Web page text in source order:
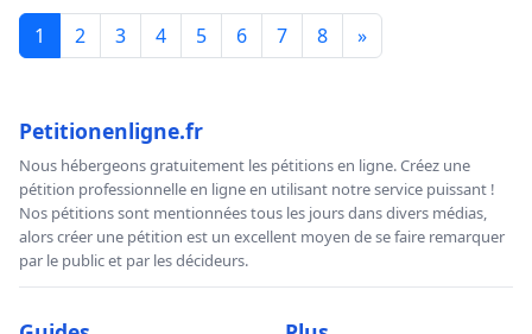
1 2 3 4 5 6 7 8 »
Petitionenligne.fr
Nous hébergeons gratuitement les pétitions en ligne. Créez une
pétition professionnelle en ligne en utilisant notre service puissant !
Nos pétitions sont mentionnées tous les jours dans divers médias,
alors créer une pétition est un excellent moyen de se faire remarquer
par le public et par les décideurs.